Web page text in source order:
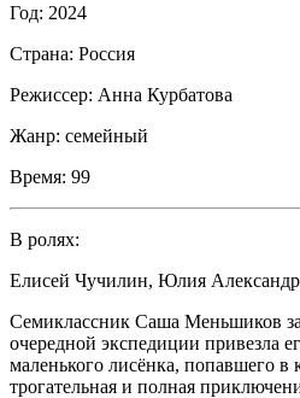
Год: 2024
Страна: Россия
Режиссер: Анна Курбатова
Жанр: семейный
Время: 99
В ролях:
Елисей Чучилин, Юлия
Семиклассник Саша Меньшиков
очередной экспедиции привезла
маленького лисёнка, попавшего в
трогательная и полная